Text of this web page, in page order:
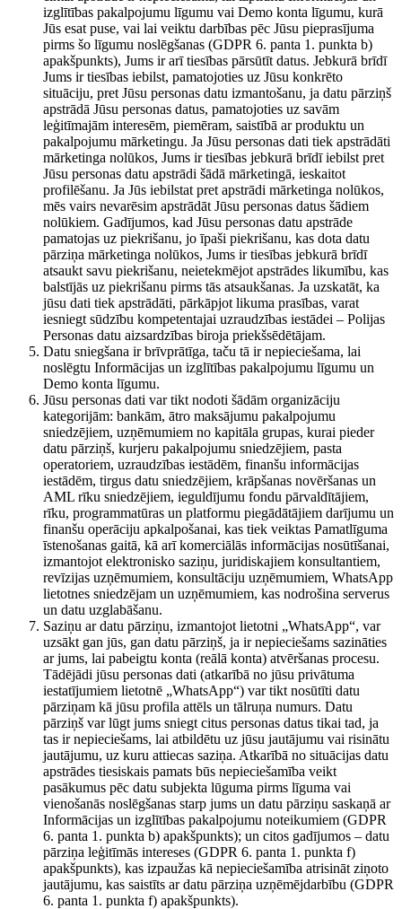
izglītības pakalpojumu līgumu vai Demo konta līgumu, kurā
Jūs esat puse, vai lai veiktu darbības pēc Jūsu pieprasījuma
pirms šo līgumu noslēgšanas (GDPR 6. panta 1. punkta b)
apakšpunkts), Jums ir arī tiesības pārsūtīt datus. Jebkurā brīdī
Jums ir tiesības iebilst, pamatojoties uz Jūsu konkrēto
situāciju, pret Jūsu personas datu izmantošanu, ja datu pārziņš
apstrādā Jūsu personas datus, pamatojoties uz savām
leģitīmajām interesēm, piemēram, saistībā ar produktu un
pakalpojumu mārketingu. Ja Jūsu personas dati tiek apstrādāti
mārketinga nolūkos, Jums ir tiesības jebkurā brīdī iebilst pret
Jūsu personas datu apstrādi šādā mārketingā, ieskaitot
profilēšanu. Ja Jūs iebilstat pret apstrādi mārketinga nolūkos,
mēs vairs nevarēsim apstrādāt Jūsu personas datus šādiem
nolūkiem. Gadījumos, kad Jūsu personas datu apstrāde
pamatojas uz piekrišanu, jo īpaši piekrišanu, kas dota datu
pārziņa mārketinga nolūkos, Jums ir tiesības jebkurā brīdī
atsaukt savu piekrišanu, neietekmējot apstrādes likumību, kas
balstījās uz piekrišanu pirms tās atsaukšanas. Ja uzskatāt, ka
jūsu dati tiek apstrādāti, pārkāpjot likuma prasības, varat
iesniegt sūdzību kompetentajai uzraudzības iestādei – Polijas
Personas datu aizsardzības biroja priekšsēdētājam.
Datu sniegšana ir brīvprātīga, taču tā ir nepieciešama, lai
noslēgtu Informācijas un izglītības pakalpojumu līgumu un
Demo konta līgumu.
Jūsu personas dati var tikt nodoti šādām organizāciju
kategorijām: bankām, ātro maksājumu pakalpojumu
sniedzējiem, uzņēmumiem no kapitāla grupas, kurai pieder
datu pārziņš, kurjeru pakalpojumu sniedzējiem, pasta
operatoriem, uzraudzības iestādēm, finanšu informācijas
iestādēm, tirgus datu sniedzējiem, krāpšanas novēršanas un
AML rīku sniedzējiem, ieguldījumu fondu pārvaldītājiem,
rīku, programmatūras un platformu piegādātājiem darījumu un
finanšu operāciju apkalpošanai, kas tiek veiktas Pamatlīguma
īstenošanas gaitā, kā arī komerciālās informācijas nosūtīšanai,
izmantojot elektronisko saziņu, juridiskajiem konsultantiem,
revīzijas uzņēmumiem, konsultāciju uzņēmumiem, WhatsApp
lietotnes sniedzējam un uzņēmumiem, kas nodrošina serverus
un datu uzglabāšanu.
Saziņu ar datu pārziņu, izmantojot lietotni „WhatsApp“, var
uzsākt gan jūs, gan datu pārziņš, ja ir nepieciešams sazināties
ar jums, lai pabeigtu konta (reālā konta) atvēršanas procesu.
Tādējādi jūsu personas dati (atkarībā no jūsu privātuma
iestatījumiem lietotnē „WhatsApp“) var tikt nosūtīti datu
pārziņam kā jūsu profila attēls un tālruņa numurs. Datu
pārziņš var lūgt jums sniegt citus personas datus tikai tad, ja
tas ir nepieciešams, lai atbildētu uz jūsu jautājumu vai risinātu
jautājumu, uz kuru attiecas saziņa. Atkarībā no situācijas datu
apstrādes tiesiskais pamats būs nepieciešamība veikt
pasākumus pēc datu subjekta lūguma pirms līguma vai
vienošanās noslēgšanas starp jums un datu pārziņu saskaņā ar
Informācijas un izglītības pakalpojumu noteikumiem (GDPR
6. panta 1. punkta b) apakšpunkts); un citos gadījumos – datu
pārziņa leģitīmās intereses (GDPR 6. panta 1. punkta f)
apakšpunkts), kas izpaužas kā nepieciešamība atrisināt ziņoto
jautājumu, kas saistīts ar datu pārziņa uzņēmējdarbību (GDPR
6. panta 1. punkta f) apakšpunkts).